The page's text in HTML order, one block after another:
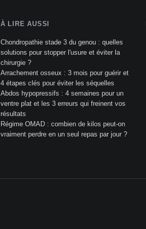
À LIRE AUSSI
Chondropathie stade 3 du genou : quelles
solutions pour stopper l'usure et éviter la
chirurgie ?
Arrachement osseux : 3 mois pour guérir et
4 étapes clés pour éviter les séquelles
Abdos hypopressifs : 4 semaines pour un
ventre plat et les 3 erreurs qui freinent vos
résultats
Régime OMAD : combien de kilos peut-on
vraiment perdre en un seul repas par jour ?